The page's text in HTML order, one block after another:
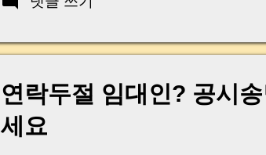
개인적으로는 조금 조심
서 “조건은 좋아 보이지
다” 정도로 조심스럽게
그런데 몇 달 뒤, 그 임
연락두절 임대인? 공시
세요